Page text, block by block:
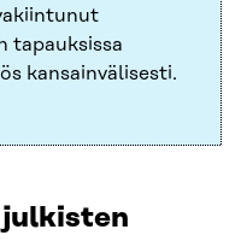
tapauksissa
kansainvälisesti.
julkisten